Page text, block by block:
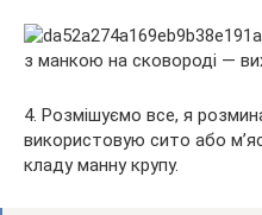
4. Розмішуємо все, я
використовую сито або
кладу манну крупу.